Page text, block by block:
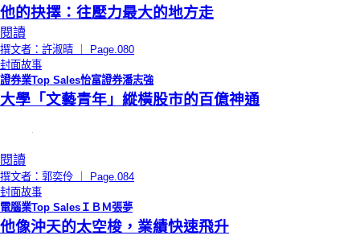
他的抉擇：往壓力最大的地方走
閱讀
撰文者：許淑晴 ｜ Page.080
封面故事
證券業Top Sales怡富證券潘志強
大學「文藝青年」縱橫股市的百億神通
閱讀
撰文者：郭奕伶 ｜ Page.084
封面故事
電腦業Top SalesＩＢＭ張夢
他像沖天的太空梭，業績快速飛升